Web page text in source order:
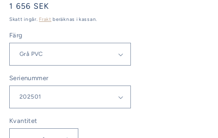
Ordinarie
pris
1 656 SEK
Skatt ingår. Frakt beräknas i kassan.
Färg
Serienummer
Kvantitet